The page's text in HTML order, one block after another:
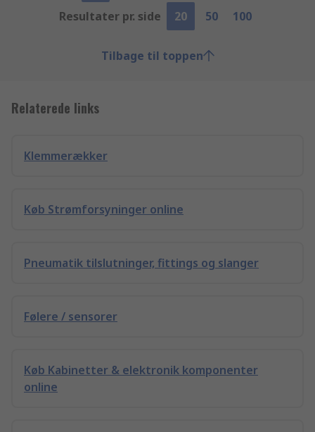
Resultater pr. side
20 50 100
Tilbage til toppen
Relaterede links
Klemmerækker
Køb Strømforsyninger online
Pneumatik tilslutninger, fittings og slanger
Følere / sensorer
Køb Kabinetter & elektronik komponenter
online